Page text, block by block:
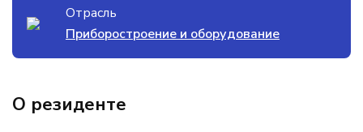
Отрасль
Приборостроение и оборудование
О резиденте